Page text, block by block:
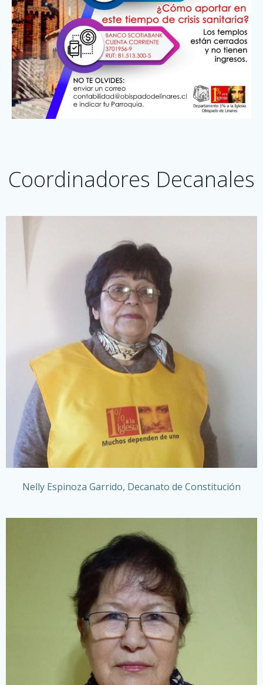
Coordinadores Decanales
Nelly Espinoza Garrido, Decanato de Constitución